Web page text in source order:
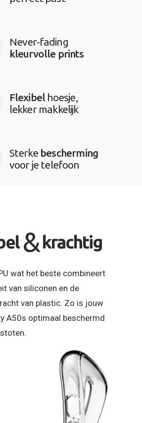
Never-fading
kleurvolle prints
Flexibelhoesje,
lekker makkelijk
Sterke bescherming
voor je telefoon
&krachtig
wat het beste combineert
van siliconen en de
van plastic. Zo is jouw
A50s optimaal beschermd